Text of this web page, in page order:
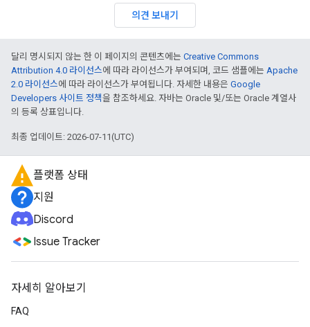
의견 보내기
달리 명시되지 않는 한 이 페이지의 콘텐츠에는 Creative Commons
Attribution 4.0 라이선스에 따라 라이선스가 부여되며, 코드 샘플에는 Apache
2.0 라이선스에 따라 라이선스가 부여됩니다. 자세한 내용은 Google
Developers 사이트 정책을 참조하세요. 자바는 Oracle 및/또는 Oracle 계열사
의 등록 상표입니다.
최종 업데이트: 2026-07-11(UTC)
플랫폼 상태
지원
Discord
Issue Tracker
자세히 알아보기
FAQ